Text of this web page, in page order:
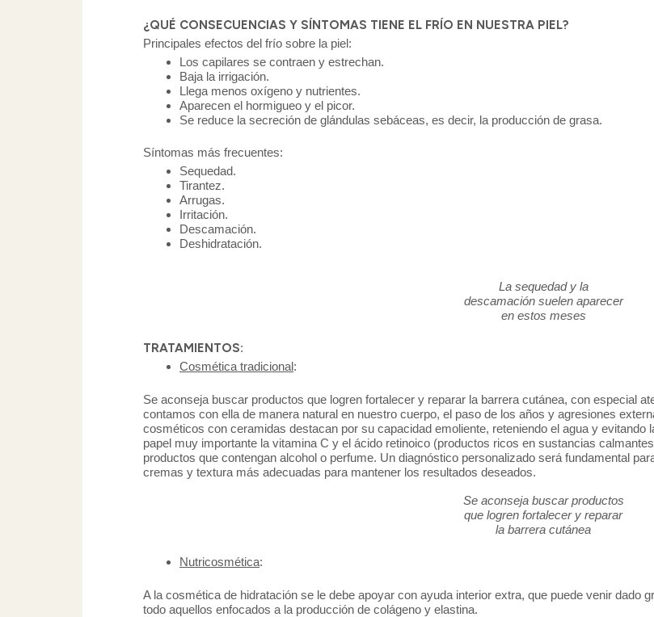
¿QUÉ CONSECUENCIAS Y SÍNTOMAS TIENE EL FRÍO EN NUESTRA PIEL?
Principales efectos del frío sobre la piel:
Los capilares se contraen y estrechan.
Baja la irrigación.
Llega menos oxígeno y nutrientes.
Aparecen el hormigueo y el picor.
Se reduce la secreción de glándulas sebáceas, es decir, la producción de grasa.
Síntomas más frecuentes:
Sequedad.
Tirantez.
Arrugas.
Irritación.
Descamación.
Deshidratación.
La sequedad y la
descamación suelen aparecer
en estos meses
TRATAMIENTOS:
Cosmética tradicional:
Se aconseja buscar productos que logren fortalecer y reparar la barrera cutánea, con especial
contamos con ella de manera natural en nuestro cuerpo, el paso de los años y agresiones
cosméticos con ceramidas destacan por su capacidad emoliente, reteniendo el agua y evitando
papel muy importante la vitamina C y el ácido retinoico (productos ricos en sustancias
productos que contengan alcohol o perfume. Un diagnóstico personalizado será fundamental
cremas y textura más adecuadas para mantener los resultados deseados.
Se aconseja buscar productos
que logren fortalecer y reparar
la barrera cutánea
Nutricosmética:
A la cosmética de hidratación se le debe apoyar con ayuda interior extra, que puede venir dado
todo aquellos enfocados a la producción de colágeno y elastina.